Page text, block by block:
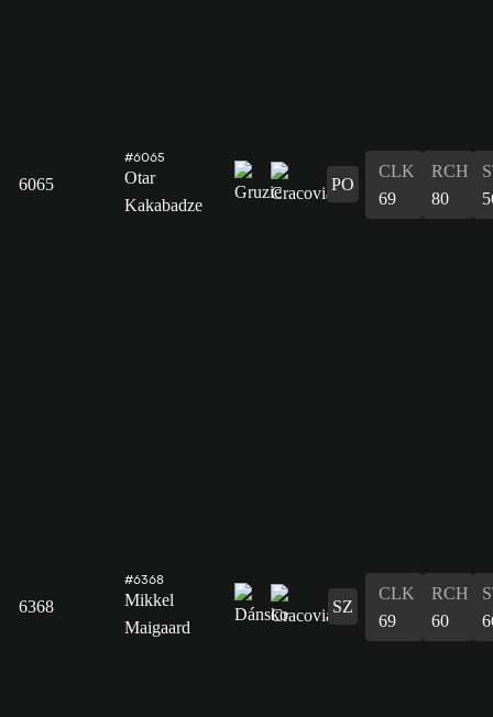
6065
#6065
Otar
Kakabadze
PO
CLK
69
RCH
80
6368
#6368
Mikkel
Maigaard
SZ
CLK
69
RCH
60